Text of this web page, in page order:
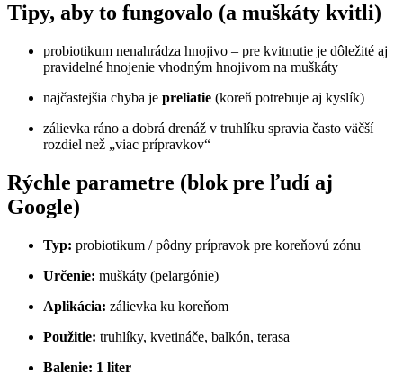
Tipy, aby to fungovalo (a muškáty kvitli)
probiotikum nenahrádza hnojivo – pre kvitnutie je dôležité aj
pravidelné hnojenie vhodným hnojivom na muškáty
najčastejšia chyba je preliatie (koreň potrebuje aj kyslík)
zálievka ráno a dobrá drenáž v truhlíku spravia často väčší
rozdiel než „viac prípravkov“
Rýchle parametre (blok pre ľudí aj
Google)
Typ: probiotikum / pôdny prípravok pre koreňovú zónu
Určenie: muškáty (pelargónie)
Aplikácia: zálievka ku koreňom
Použitie: truhlíky, kvetináče, balkón, terasa
Balenie: 1 liter